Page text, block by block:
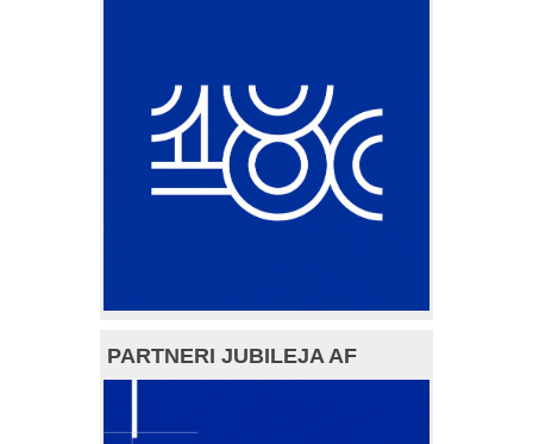
PARTNERI JUBILEJA AF